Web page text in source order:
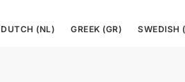
DUTCH (NL) GREEK (GR) SWEDISH